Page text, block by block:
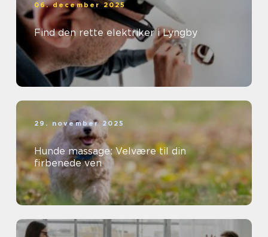
06. december 2025
Find den rette elektriker i Lyngby
29. november 2025
Hunde massage: Velvære til din
firbenede ven